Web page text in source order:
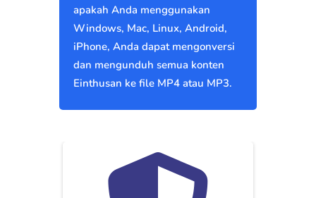
apakah Anda menggunakan
Windows, Mac, Linux, Android,
iPhone, Anda dapat mengonversi
dan mengunduh semua konten
Einthusan ke file MP4 atau MP3.